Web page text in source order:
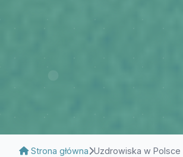
Strona główna Uzdrowiska w Polsce